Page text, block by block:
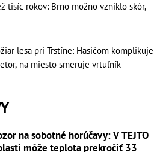
tisíc rokov: Brno možno vzniklo skôr,
lesa pri Trstíne: Hasičom komplikuje
boj s plameňmi silný vietor, na miesto smeruje vrtuľník
na sobotné horúčavy: V TEJTO
môže teplota prekročiť 33